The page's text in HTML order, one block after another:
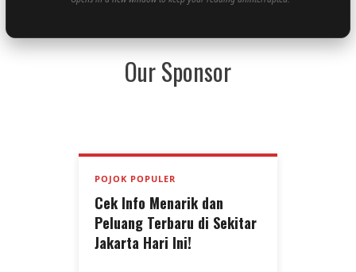
Our Sponsor
POJOK POPULER
Cek Info Menarik dan
Peluang Terbaru di Sekitar
Jakarta Hari Ini!